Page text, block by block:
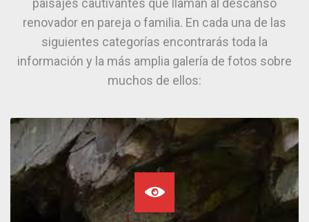
renovador en pareja o familia. En cada una de las
siguientes categorías encontrarás toda la
información y la más amplia galería de fotos sobre
muchos de ellos: